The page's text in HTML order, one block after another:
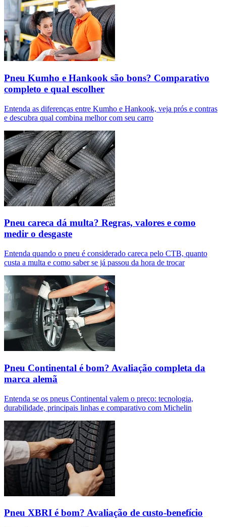
Pneu Kumho e Hankook são bons? Comparativo
completo e qual escolher
Entenda as diferenças entre Kumho e Hankook, veja prós e contras
e descubra qual combina melhor com seu carro
Pneu careca dá multa? Regras, valores e como
medir o desgaste
Entenda quando o pneu é considerado careca pelo CTB, quanto
custa a multa e como saber se já passou da hora de trocar
Pneu Continental é bom? Avaliação completa da
marca alemã
Entenda se os pneus Continental valem o preço: tecnologia,
durabilidade, principais linhas e comparativo com Michelin
Pneu XBRI é bom? Avaliação de custo-benefício